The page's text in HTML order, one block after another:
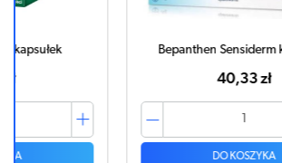
Bepanthen Sensiderm krem 20g
40,33 zł
DO KOSZYKA